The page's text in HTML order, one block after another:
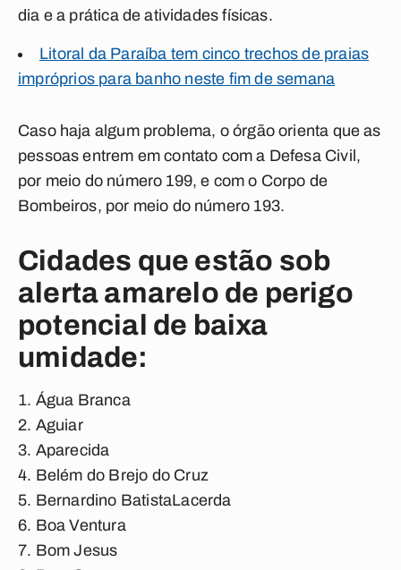
dia e a prática de atividades físicas.
Litoral da Paraíba tem cinco trechos de praias
impróprios para banho neste fim de semana
Caso haja algum problema, o órgão orienta que as
pessoas entrem em contato com a Defesa Civil,
por meio do número 199, e com o Corpo de
Bombeiros, por meio do número 193.
Cidades que estão sob
alerta amarelo de perigo
potencial de baixa
umidade:
Água Branca
Aguiar
Aparecida
Belém do Brejo do Cruz
Bernardino BatistaLacerda
Boa Ventura
Bom Jesus